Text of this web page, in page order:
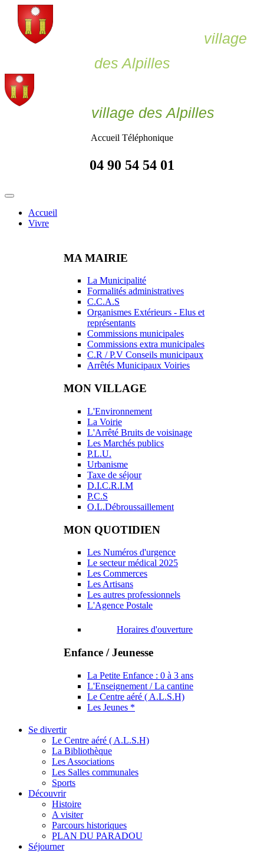
village
des Alpilles
village des Alpilles
Accueil Téléphonique
04 90 54 54 01
Accueil
Vivre
MA MAIRIE
La Municipalité
Formalités administratives
C.C.A.S
Organismes Extérieurs - Elus et
représentants
Commissions municipales
Commissions extra municipales
C.R / P.V Conseils municipaux
Arrêtés Municipaux Voiries
MON VILLAGE
L'Environnement
La Voirie
L'Arrêté Bruits de voisinage
Les Marchés publics
P.L.U.
Urbanisme
Taxe de séjour
D.I.C.R.I.M
P.C.S
O.L.Débroussaillement
MON QUOTIDIEN
Les Numéros d'urgence
Le secteur médical 2025
Les Commerces
Les Artisans
Les autres professionnels
L'Agence Postale
Horaires d'ouverture
Enfance / Jeunesse
La Petite Enfance : 0 à 3 ans
L'Enseignement / La cantine
Le Centre aéré ( A.L.S.H)
Les Jeunes *
Se divertir
Le Centre aéré ( A.L.S.H)
La Bibliothèque
Les Associations
Les Salles communales
Sports
Découvrir
Histoire
A visiter
Parcours historiques
PLAN DU PARADOU
Séjourner